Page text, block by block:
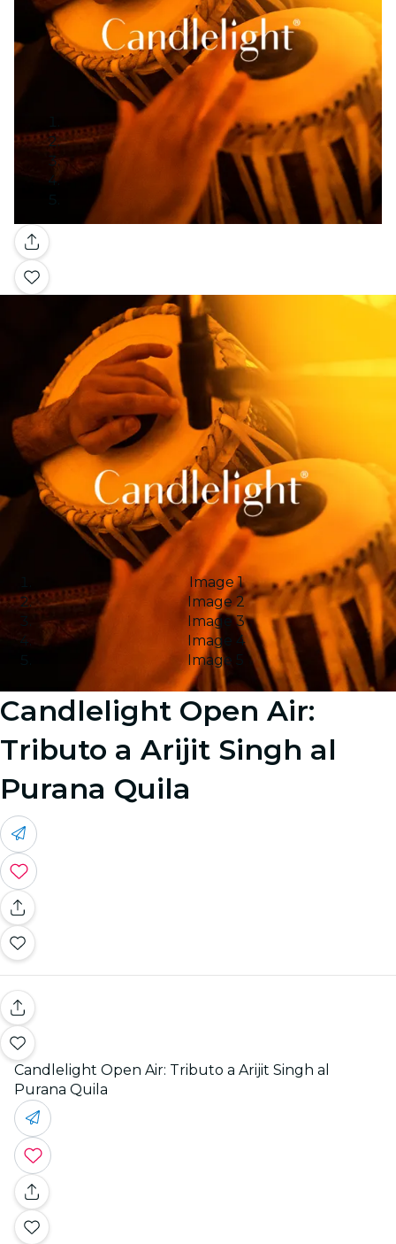
Galleria
Image 1
Image 2
Image 3
Image 4
Image 5
Candlelight Open Air:
Tributo a Arijit Singh al
Purana Quila
Candlelight Open Air: Tributo a Arijit Singh al
Purana Quila